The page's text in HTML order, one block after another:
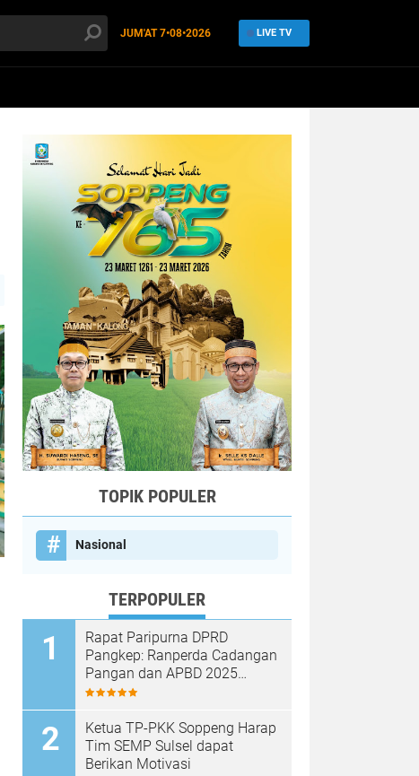
JUM'AT7•08•2026 LIVE TV
TOPIK POPULER
Nasional
TERPOPULER
Rapat Paripurna DPRD
Pangkep: Ranperda Cadangan
Pangan dan APBD 2025
Disetujui dengan Sejumlah
Ketua TP-PKK Soppeng Harap
Tim SEMP Sulsel dapat
Berikan Motivasi